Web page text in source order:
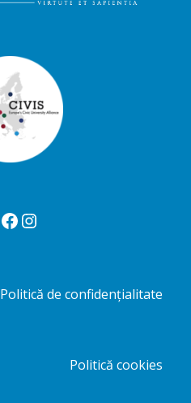
Facebook Instagram
Politică de confidențialitate
Politică cookies